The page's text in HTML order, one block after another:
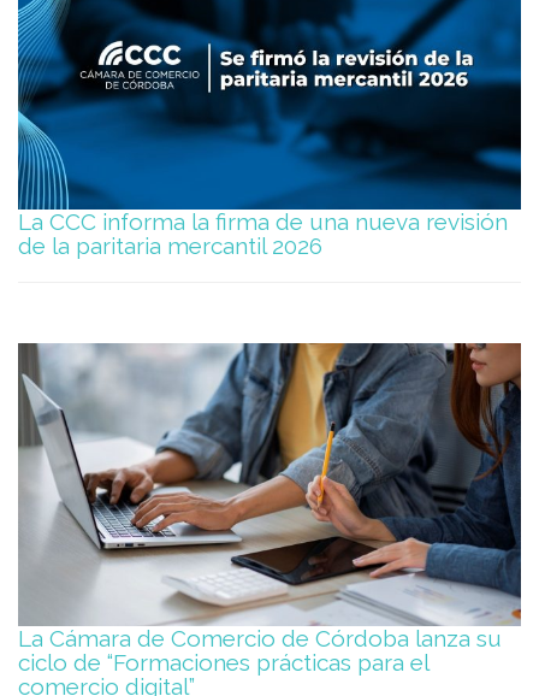
La CCC informa la firma de una nueva revisión
de la paritaria mercantil 2026
La Cámara de Comercio de Córdoba lanza su
ciclo de “Formaciones prácticas para el
comercio digital”